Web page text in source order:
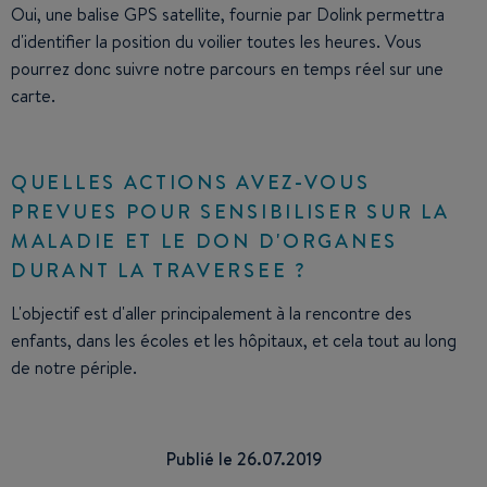
Oui, une balise GPS satellite, fournie par Dolink permettra
d'identifier la position du voilier toutes les heures. Vous
pourrez donc suivre notre parcours en temps réel sur une
carte.
QUELLES ACTIONS AVEZ-VOUS
PREVUES POUR SENSIBILISER SUR LA
MALADIE ET LE DON D'ORGANES
DURANT LA TRAVERSEE ?
L'objectif est d'aller principalement à la rencontre des
enfants, dans les écoles et les hôpitaux, et cela tout au long
de notre périple.
Publié le 26.07.2019